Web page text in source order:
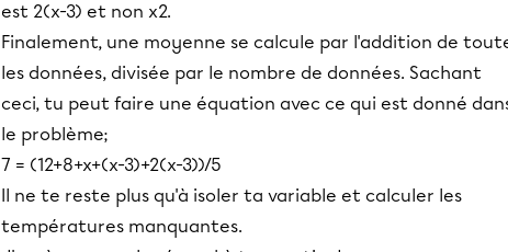
est 2(x-3) et non x2.
Finalement, une moyenne se calcule par l'addition de
les données, divisée par le nombre de données. Sachant
ceci, tu peut faire une équation avec ce qui est donné
le problème;
7 = (12+8+x+(x-3)+2(x-3))/5
Il ne te reste plus qu'à isoler ta variable et calculer les
températures manquantes.